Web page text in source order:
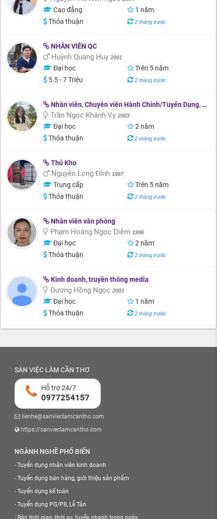
Cao đẳng
1 năm
Thỏa thuận
2 tháng trước
NHÂN VIÊN QC
Huỳnh Quang Huy 2001
Đại học
Trên 5 năm
5.5 - 7 Triệu
2 tháng trước
Nhân viên, Chuyên viên Hành Chính/Tuyển Dụng, Giáo dục/Đào tạo
Trần Ngọc Khánh Vy 2003
Đại học
2 năm
Thỏa thuận
2 tháng trước
Thủ Kho
Nguyễn Long Đỉnh 1987
Trung cấp
Trên 5 năm
Thỏa thuận
2 tháng trước
Nhân viên văn phòng
Phạm Hoàng Ngọc Diễm 1996
Đại học
2 năm
Thỏa thuận
2 tháng trước
Kinh doanh, truyền thông media
Dương Hồng Ngọc 2003
Đại học
1 năm
Thỏa thuận
2 tháng trước
SÀN VIỆC LÀM CẦN THƠ
Hỗ trợ 24/7
0977254157
lienhe@sanvieclamcantho.com
https://sanvieclamcantho.com
NGÀNH NGHỀ PHỔ BIẾN
- Tuyển dụng nhân viên kinh doanh
- Tuyển dụng bán hàng, giới thiệu sản phẩm
- Tuyển dụng kế toán
- Tuyển dụng PG/PB, Lễ Tân
- Bán thời gian, thời vụ, tuyển nhanh trong ngày